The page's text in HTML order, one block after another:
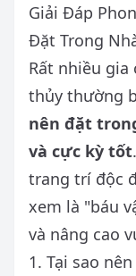
Giải Đáp
Đặt Trong
Rất nhiều
thủy thường
nên đặt
và cực kỳ tốt
trang trí độc
xem là "báu
và nâng cao
1. Tại sao